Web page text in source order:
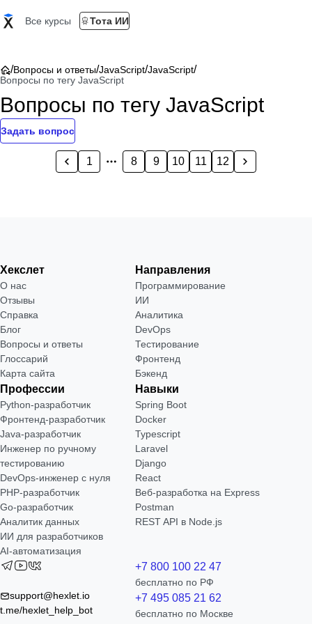
Все курсы Тота ИИ
/Вопросы и ответы/JavaScript/JavaScript/
Вопросы по тегу JavaScript
Вопросы по тегу JavaScript
Задать вопрос
1 8 9 10 11 12
Хекслет
О нас
Отзывы
Справка
Блог
Вопросы и ответы
Глоссарий
Карта сайта
Направления
Программирование
ИИ
Аналитика
DevOps
Тестирование
Фронтенд
Бэкенд
Профессии
Python-разработчик
Фронтенд-разработчик
Java-разработчик
Инженер по ручному
тестированию
DevOps-инженер с нуля
РНР-разработчик
Go-разработчик
Аналитик данных
ИИ для разработчиков
AI-автоматизация
Навыки
Spring Boot
Docker
Typescript
Laravel
Django
React
Веб-разработка на Express
Postman
REST API в Node.js
support@hexlet.io
t.me/hexlet_help_bot
+7 800 100 22 47
бесплатно по РФ
+7 495 085 21 62
бесплатно по Москве